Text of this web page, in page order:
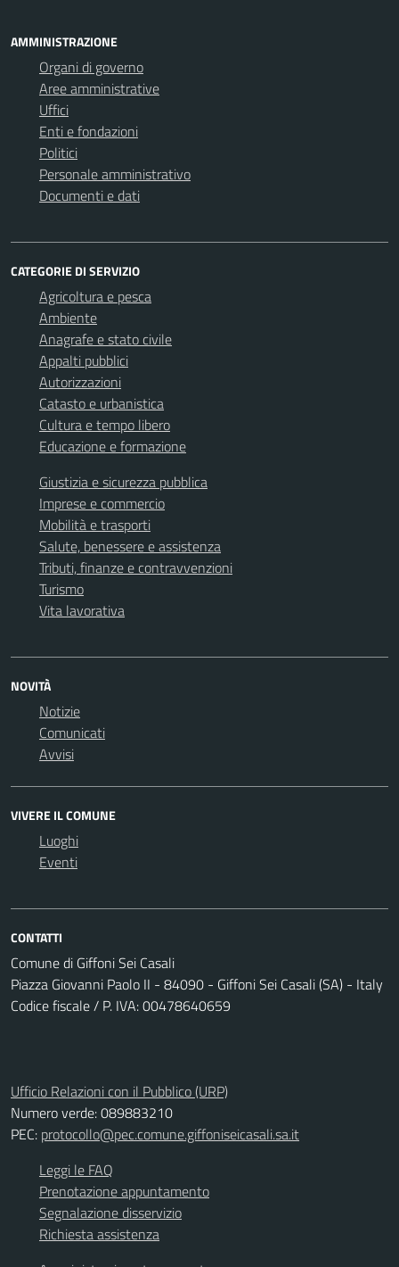
AMMINISTRAZIONE
Organi di governo
Aree amministrative
Uffici
Enti e fondazioni
Politici
Personale amministrativo
Documenti e dati
CATEGORIE DI SERVIZIO
Agricoltura e pesca
Ambiente
Anagrafe e stato civile
Appalti pubblici
Autorizzazioni
Catasto e urbanistica
Cultura e tempo libero
Educazione e formazione
Giustizia e sicurezza pubblica
Imprese e commercio
Mobilità e trasporti
Salute, benessere e assistenza
Tributi, finanze e contravvenzioni
Turismo
Vita lavorativa
NOVITÀ
Notizie
Comunicati
Avvisi
VIVERE IL COMUNE
Luoghi
Eventi
CONTATTI
Comune di Giffoni Sei Casali
Piazza Giovanni Paolo II - 84090 - Giffoni Sei Casali (SA) - Italy
Codice fiscale / P. IVA: 00478640659
Ufficio Relazioni con il Pubblico (URP)
Numero verde: 089883210
PEC: protocollo@pec.comune.giffoniseicasali.sa.it
Leggi le FAQ
Prenotazione appuntamento
Segnalazione disservizio
Richiesta assistenza